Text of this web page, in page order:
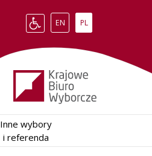
Change language to English
EN Zmień język na
PL
Inne wybory
i referenda